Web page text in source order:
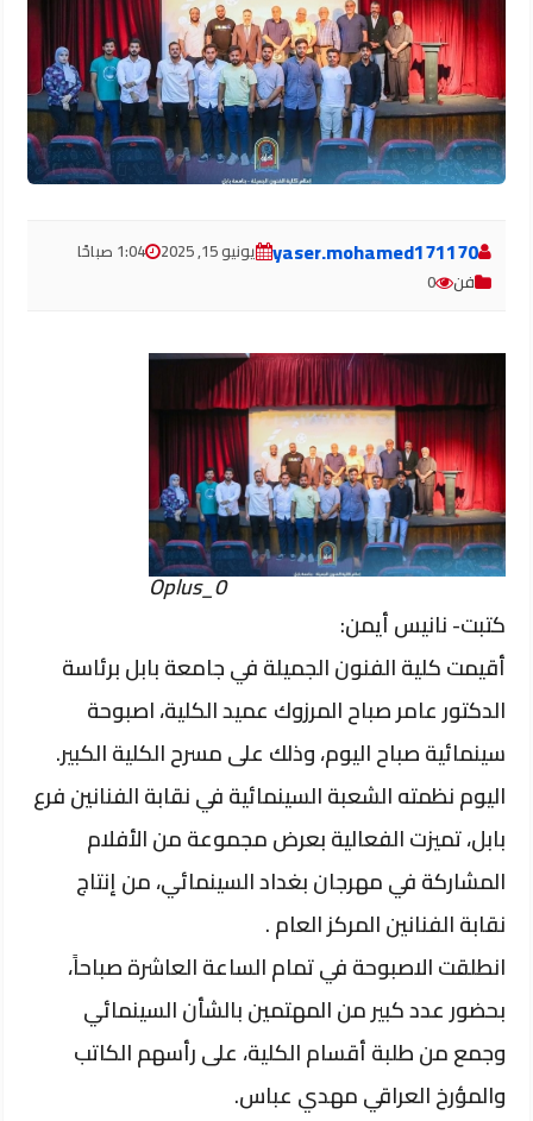
yaser.mohamed171170 يونيو 15, 2025
1:04 صباحًا
فن
0
Oplus_0
كتبت- نانيس أيمن:
أقيمت كلية الفنون الجميلة في جامعة بابل برئاسة
الدكتور عامر صباح المرزوك عميد الكلية، اصبوحة
سينمائية صباح اليوم، وذلك على مسرح الكلية الكبير.
اليوم نظمته الشعبة السينمائية في نقابة الفنانين فرع
بابل، تميزت الفعالية بعرض مجموعة من الأفلام
المشاركة في مهرجان بغداد السينمائي، من إنتاج
نقابة الفنانين المركز العام .
انطلقت الاصبوحة في تمام الساعة العاشرة صباحاً،
بحضور عدد كبير من المهتمين بالشأن السينمائي
وجمع من طلبة أقسام الكلية، على رأسهم الكاتب
والمؤرخ العراقي مهدي عباس.